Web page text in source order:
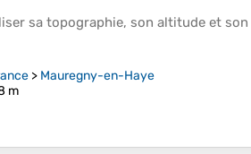
sa topographie, son altitude et son
> Mauregny-en-Haye
m